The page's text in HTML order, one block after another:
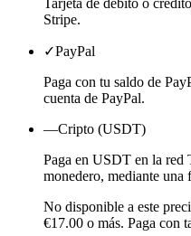
Stripe.
✓PayPal
Paga con tu saldo de
cuenta de PayPal.
—Cripto (USDT)
Paga en USDT en la red
monedero, mediante una
No disponible a este
€17.00 o más. Paga con